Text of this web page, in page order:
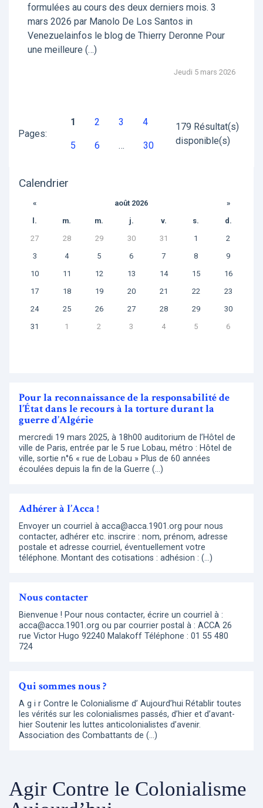
formulées au cours des deux derniers mois. 3
mars 2026 par Manolo De Los Santos in
Venezuelainfos le blog de Thierry Deronne Pour
une meilleure (…)
Jeudi 5 mars 2026
Pages:
1 2 3 4
5 6 … 30
179 Résultat(s)
disponible(s)
Calendrier
« août 2026
»
l.
m. m. j. v. s.
d.
27
28 29 30 31 1
2
3
4 5 6 7 8
9
10
11 12 13 14 15
16
17
18 19 20 21 22
23
24
25 26 27 28 29
30
31
1 2 3 4 5 6
Pour la reconnaissance de la responsabilité de
l’État dans le recours à la torture durant la
guerre d’Algérie
mercredi 19 mars 2025, à 18h00 auditorium de l’Hôtel de
ville de Paris, entrée par le 5 rue Lobau, métro : Hôtel de
ville, sortie n°6 « rue de Lobau » Plus de 60 années
écoulées depuis la fin de la Guerre (…)
Adhérer à l’Acca !
Envoyer un courriel à acca@acca.1901.org pour nous
contacter, adhérer etc. inscrire : nom, prénom, adresse
postale et adresse courriel, éventuellement votre
téléphone. Montant des cotisations : adhésion : (…)
Nous contacter
Bienvenue ! Pour nous contacter, écrire un courriel à :
acca@acca.1901.org ou par courrier postal à : ACCA 26
rue Victor Hugo 92240 Malakoff Téléphone : 01 55 480
724
Qui sommes nous ?
A g i r Contre le Colonialisme d’ Aujourd’hui Rétablir toutes
les vérités sur les colonialismes passés, d’hier et d’avant-
hier Soutenir les luttes anticolonialistes d’avenir.
Association des Combattants de (…)
Agir Contre le Colonialisme